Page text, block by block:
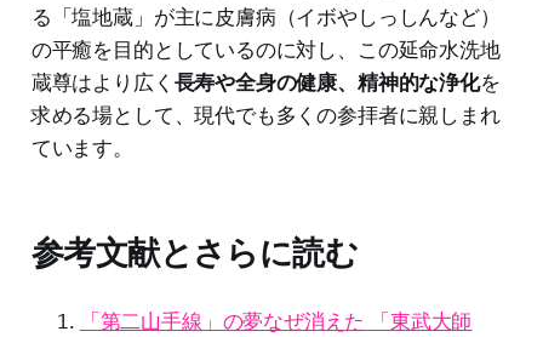
る「塩地蔵」が主に皮膚病（イボやしっしんなど）
の平癒を目的としているのに対し、この延命水洗地
蔵尊はより広く 長寿や全身の健康、精神的な浄化を
求める場として、現代でも多くの参拝者に親しまれ
ています。
参考文献とさらに読む
「第二山手線」の夢なぜ消えた 「東武大師